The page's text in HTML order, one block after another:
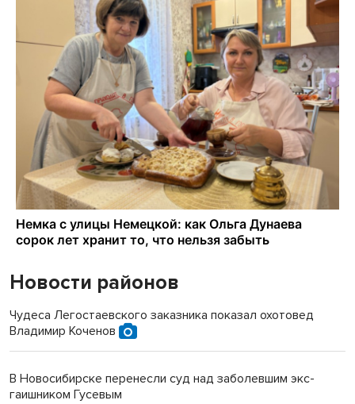
Новости районов
Чудеса Легостаевского заказника показал охотовед
Владимир Коченов
В Новосибирске перенесли суд над заболевшим экс-
гаишником Гусевым